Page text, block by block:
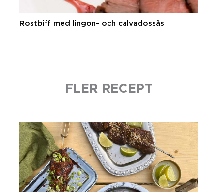
Rostbiff med lingon- och calvadossås
FLER RECEPT